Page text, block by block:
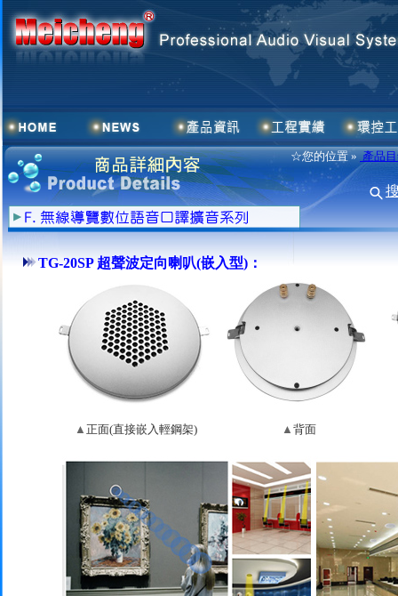
☆您的位置 » 產品
TG-20SP 超聲波定向喇叭(嵌入型)：
▲ 正面(直接嵌入輕鋼架) ▲ 背面